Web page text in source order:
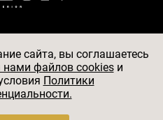
ИНН 7705056238,
д. 3, стр. 4, помещение I,
сайта, вы соглашаетесь
нами файлов cookiesи
Политики